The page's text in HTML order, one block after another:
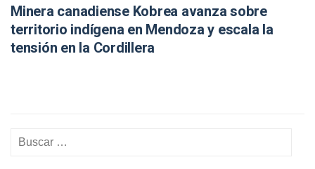
Minera canadiense Kobrea avanza sobre
territorio indígena en Mendoza y escala la
tensión en la Cordillera